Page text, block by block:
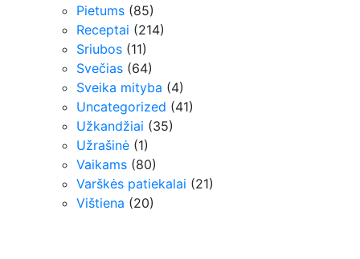
Pietums (85)
Receptai (214)
Sriubos (11)
Svečias (64)
Sveika mityba (4)
Uncategorized (41)
Užkandžiai (35)
Užrašinė (1)
Vaikams (80)
Varškės patiekalai (21)
Vištiena (20)